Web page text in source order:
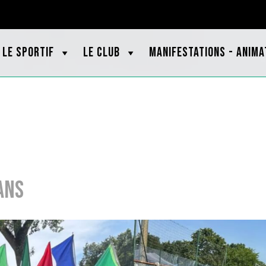
LE SPORTIF LE CLUB MANIFESTATIONS -